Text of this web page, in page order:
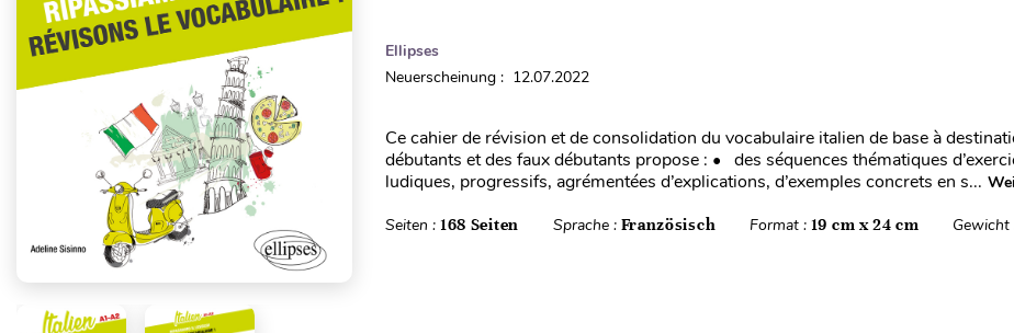
Ellipses
Neuerscheinung : 12.07.2022
Ce cahier de révision et de consolidation du vocabulaire italien de base à
débutants et des faux débutants propose : • des séquences thématiques
ludiques, progressifs, agrémentées d’explications, d’exemples concrets en s...
Seiten : 168 Seiten Sprache : Französisch Format : 19 cm x 24 cm